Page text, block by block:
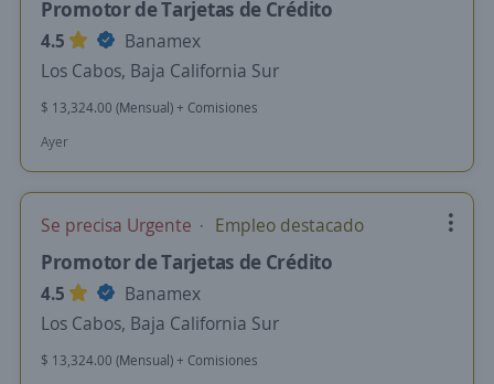
Promotor de Tarjetas de Crédito
4.5
Banamex
Los Cabos, Baja California Sur
$ 13,324.00 (Mensual) + Comisiones
Ayer
Se precisa Urgente Empleo destacado
Promotor de Tarjetas de Crédito
4.5
Banamex
Los Cabos, Baja California Sur
$ 13,324.00 (Mensual) + Comisiones